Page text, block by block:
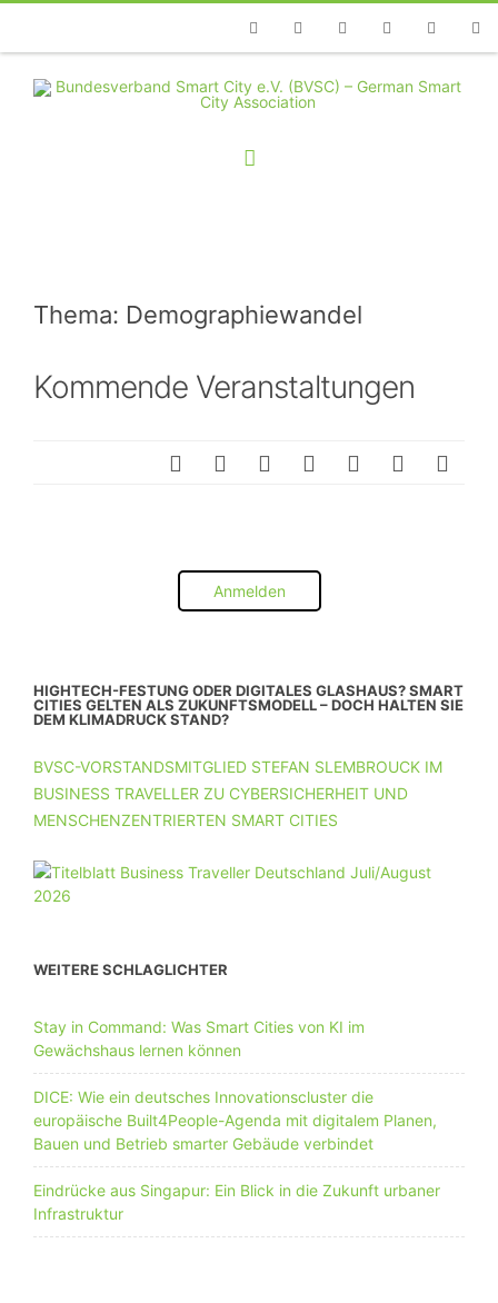
TelefonFacebookTwitterYoutubeInstagramLinkedin
Thema: Demographiewandel
Kommende Veranstaltungen
Anmelden
HIGHTECH-FESTUNG ODER DIGITALES GLASHAUS? SMART
CITIES GELTEN ALS ZUKUNFTSMODELL – DOCH HALTEN SIE
DEM KLIMADRUCK STAND?
BVSC-VORSTANDSMITGLIED STEFAN SLEMBROUCK IM
BUSINESS TRAVELLER ZU CYBERSICHERHEIT UND
MENSCHENZENTRIERTEN SMART CITIES
WEITERE SCHLAGLICHTER
Stay in Command: Was Smart Cities von KI im
Gewächshaus lernen können
DICE: Wie ein deutsches Innovationscluster die
europäische Built4People-Agenda mit digitalem Planen,
Bauen und Betrieb smarter Gebäude verbindet
Eindrücke aus Singapur: Ein Blick in die Zukunft urbaner
Infrastruktur